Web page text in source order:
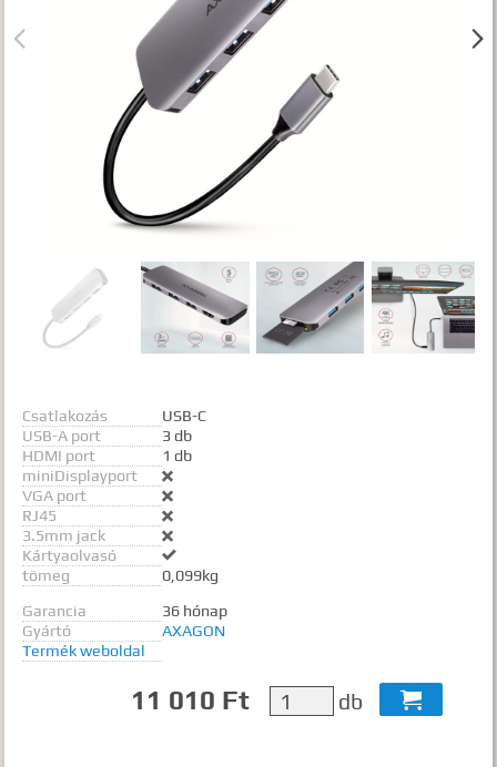
Dokumentumok
TALÁLATOK
Meg kell adnia legalább egy, minimum 3 betűs szót, vagy valamilyen
speciális kifejezést.
Speciális kifejezések:
Kezdő rész szó:
Mindenképp szerepeljen:
Semmiképp ne szerepeljen:
-szó
Pontos egyezéshez mindkét esetben használhatja az idézőjeleket:
"szó1 szó2 szó..."
 
Csatlakozás
USB-C
USB-A port
3 db
HDMI port
1 db
miniDisplayport

VGA port 
RJ45 
3.5mm jack 
Kártyaolvasó 
tömeg
0,099kg
Garancia
36 hónap
Gyártó
AXAGON
Termék weboldal
11 010 Ft db 